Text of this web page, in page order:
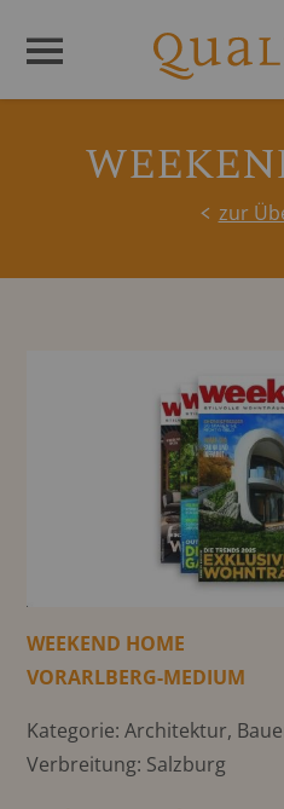
zur
WEEKEND HOME
VORARLBERG-MEDIUM
Kategorie: Architektur,
Verbreitung: Salzburg